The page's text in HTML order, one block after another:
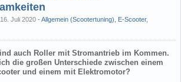
16. Juli 2020 - Allgemein (Scootertuning) E-Scooter,
auch Roller mit Stromantrieb im Kommen.
die großen Unterschiede zwischen einem
und einem mit Elektromotor?